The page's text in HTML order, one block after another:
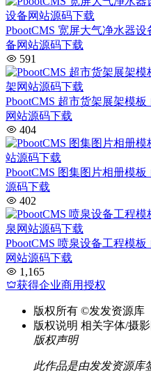
PbootCMS 宽屏大气净水器
备网站源码下载
591
PbootCMS 超市货架展架模
网站源码下载
404
PbootCMS 图集图片相册模
源码下载
402
PbootCMS 喷泉设备工程模
网站源码下载
1,165
获得企业商用授权
版权所有 ©发发资源库
版权说明 相关字体/摄
版权声明
此作品是由发发资源库